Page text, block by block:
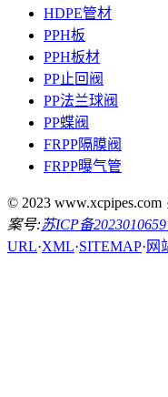
HDPE管材
PPH板
PPH板材
PP止回阀
PP法兰球阀
PP蝶阀
FRPP隔膜阀
FRPP曝气管
© 2023 www.xcpipes.com
案号:苏ICP备
URL·XML·SITEMAP· 网